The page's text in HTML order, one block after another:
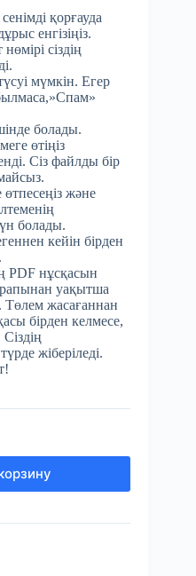
қорғауда
енгізіңіз.
сіздің
мүмкін. Егер
болады.
өтіңіз
Сіз файлды бір
өтпесеңіз және
болады.
кейін бірден
PDF нұсқасын
уақытша
Төлем жасағаннан
бірден келмесе,
жіберіледі.